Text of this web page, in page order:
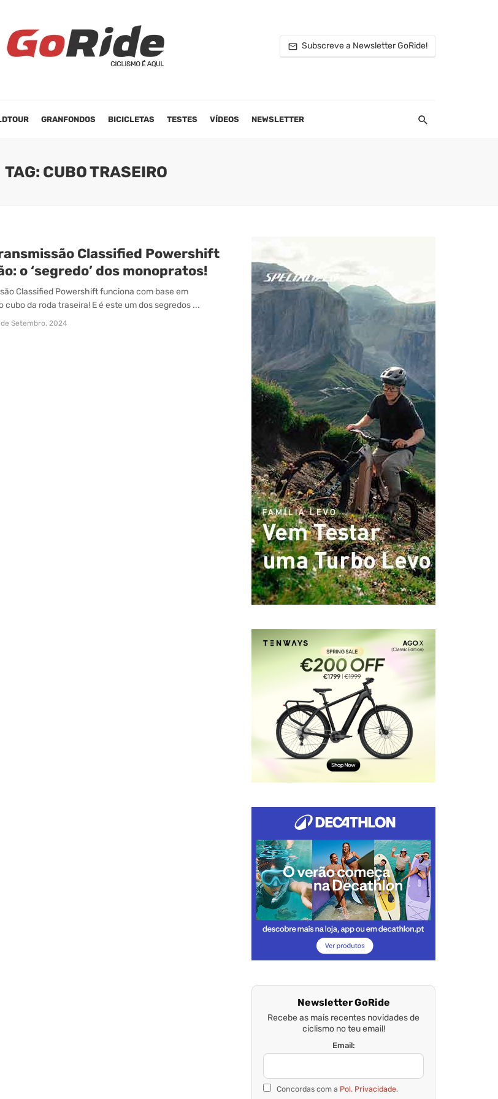
Subscreve a Newsletter GoRide!
GRANFONDOS BICICLETAS TESTES VÍDEOS NEWSLETTER
TAG: CUBO TRASEIRO
Classified Powershift
o ‘segredo’ dos monopratos!
Classified Powershift funciona com base em
cubo da roda traseira! E é este um dos segredos ...
Setembro, 2024
Newsletter GoRide
Recebe as mais recentes novidades de
ciclismo no teu email!
Email:
Concordas com a Pol. Privacidade.